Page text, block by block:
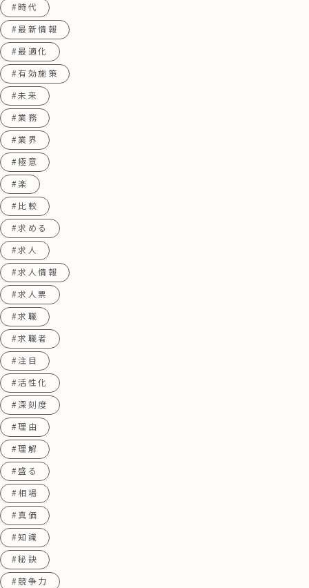
#時代
#最新情報
#最適化
#有効施策
#未来
#業務
#業界
#極意
#楽
#比較
#求める
#求人
#求人情報
#求人票
#求職
#求職者
#注目
#活性化
#深刻度
#理由
#理解
#盛る
#相場
#真価
#知識
#秘訣
#競争力